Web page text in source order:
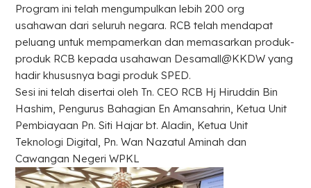
Program ini telah mengumpulkan lebih 200 org
usahawan dari seluruh negara. RCB telah mendapat
peluang untuk mempamerkan dan memasarkan produk-
produk RCB kepada usahawan Desamall@KKDW yang
hadir khususnya bagi produk SPED.
Sesi ini telah disertai oleh Tn. CEO RCB Hj Hiruddin Bin
Hashim, Pengurus Bahagian En Amansahrin, Ketua Unit
Pembiayaan Pn. Siti Hajar bt. Aladin, Ketua Unit
Teknologi Digital, Pn. Wan Nazatul Aminah dan
Cawangan Negeri WPKL